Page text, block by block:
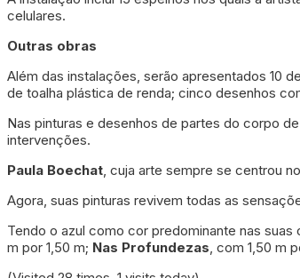
celulares.
Outras obras
Além das instalações, serão apresentados 10
de toalha plástica de renda; cinco desenhos
Nas pinturas e desenhos de partes do corpo
intervenções.
Paula Boechat, cuja arte sempre se centrou
Agora, suas pinturas revivem todas as
Tendo o azul como cor predominante nas
m por 1,50 m; Nas Profundezas, com 1,50 m